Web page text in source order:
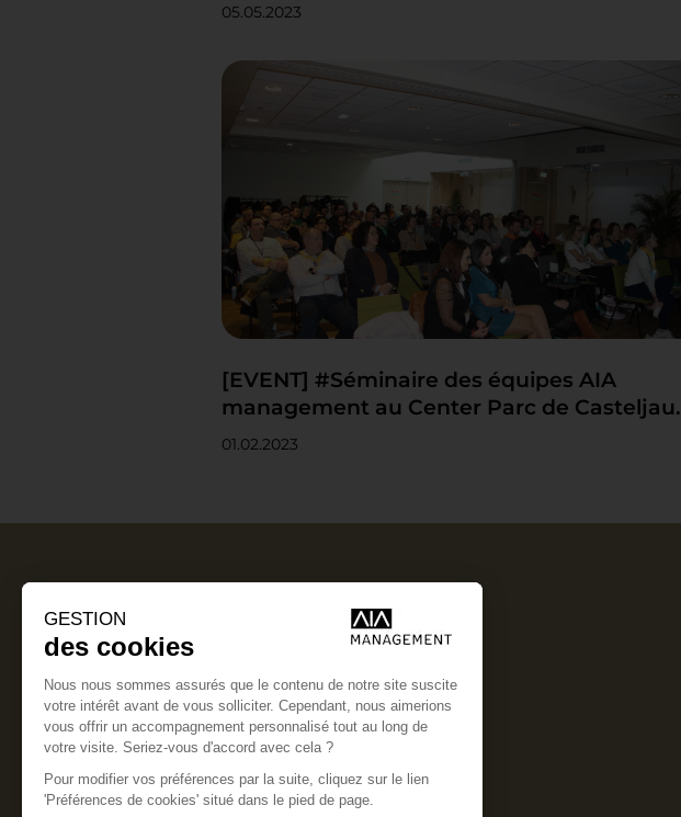
05.05.2023
[EVENT] #Séminaire des équipes AIA
management au Center Parc de Casteljau.
01.02.2023
S'inscrire à la newsletter